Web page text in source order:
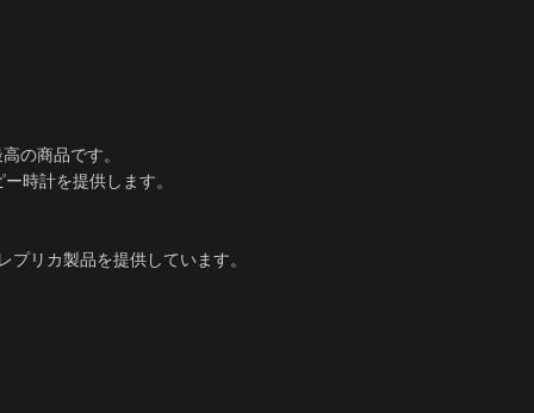
の商品です。
時計を提供します。
リカ製品を提供しています。